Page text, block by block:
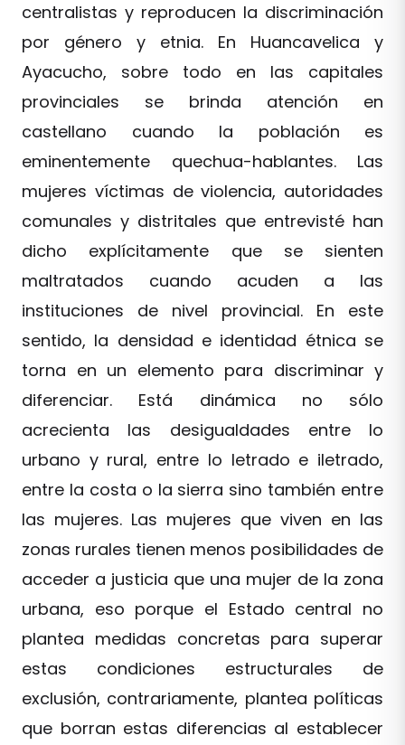
centralistas y reproducen la discriminación
por género y etnia. En Huancavelica y
Ayacucho, sobre todo en las capitales
provinciales se brinda atención en
castellano cuando la población es
eminentemente quechua-hablantes. Las
mujeres víctimas de violencia, autoridades
comunales y distritales que entrevisté han
dicho explícitamente que se sienten
maltratados cuando acuden a las
instituciones de nivel provincial. En este
sentido, la densidad e identidad étnica se
torna en un elemento para discriminar y
diferenciar. Está dinámica no sólo
acrecienta las desigualdades entre lo
urbano y rural, entre lo letrado e iletrado,
entre la costa o la sierra sino también entre
las mujeres. Las mujeres que viven en las
zonas rurales tienen menos posibilidades de
acceder a justicia que una mujer de la zona
urbana, eso porque el Estado central no
plantea medidas concretas para superar
estas condiciones estructurales de
exclusión, contrariamente, plantea políticas
que borran estas diferencias al establecer